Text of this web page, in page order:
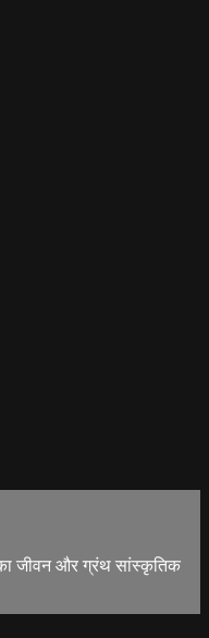
जीवन और ग्रंथ सांस्कृतिक